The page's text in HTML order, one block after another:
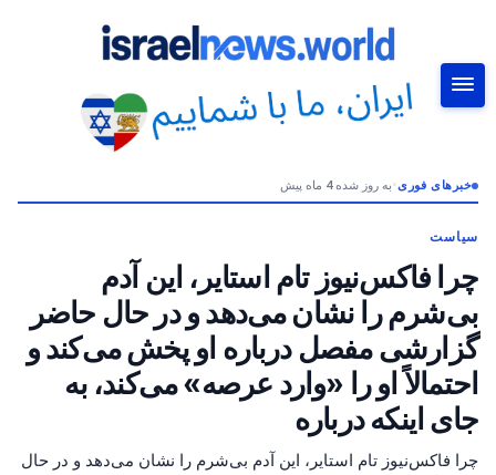
خبرهای فوری•به روز شده 4 ماه پیش
سیاست
چرا فاکس‌نیوز تام استایر، این آدم
بی‌شرم را نشان می‌دهد و در حال حاضر
گزارشی مفصل درباره او پخش می‌کند و
احتمالاً او را «وارد عرصه» می‌کند، به
جای اینکه درباره
چرا فاکس‌نیوز تام استایر، این آدم بی‌شرم را نشان می‌دهد و در حال